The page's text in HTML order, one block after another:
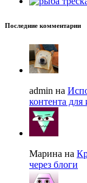
Последние комментарии
admin на
контента для
Марина на
через блоги